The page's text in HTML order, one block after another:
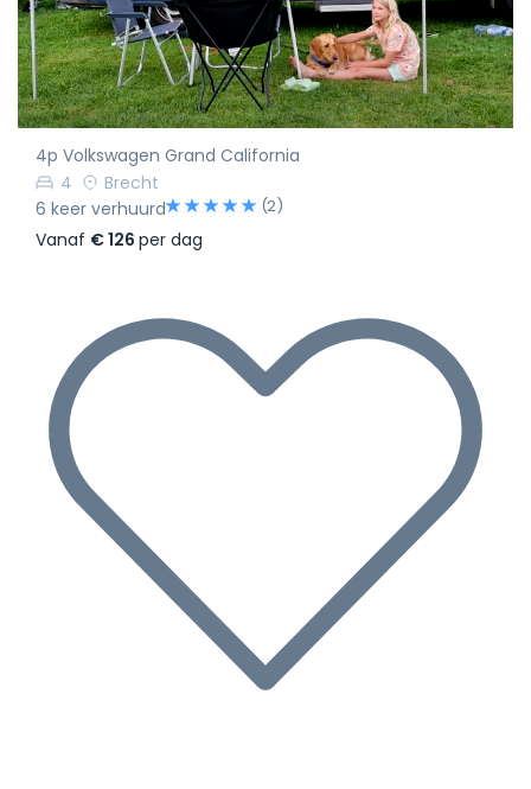
4p Volkswagen Grand California
4
Brecht
6 keer verhuurd
(2)
Vanaf € 126 per dag